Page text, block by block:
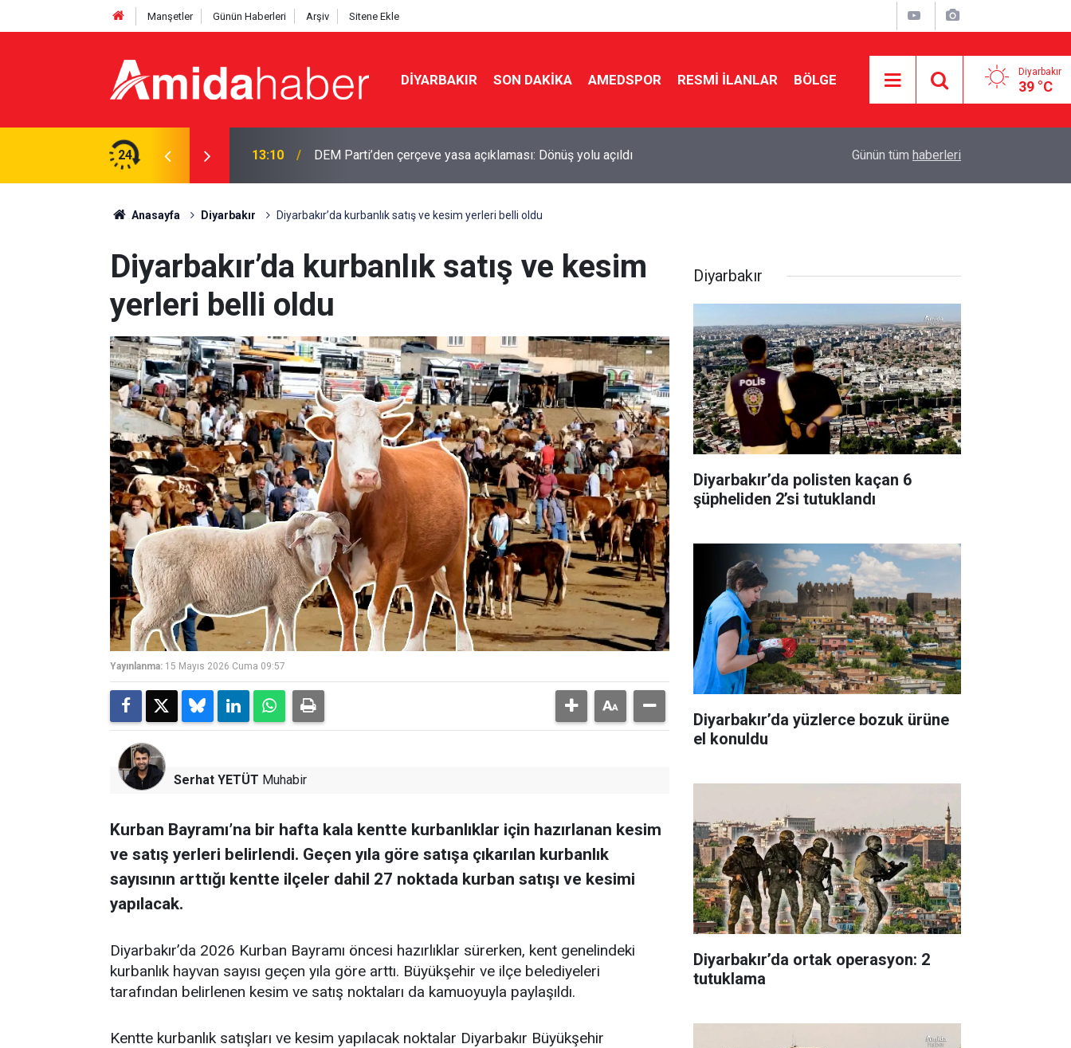
Manşetler Günün Haberleri Arşiv Sitene Ekle
DIYARBAKIR SON DAKIKA AMEDSPOR RESMI İLANLAR BÖLGE Diyarbakır
39 °C
24
Dönüş yolu açıldı 12:33 Özgür Özel: Yasa teklifi beklentileri karşılamıyor Şanlıurfa’da 16 yaşındaki kız çocuğu yaşamını
Günün tüm haberleri
Anasayfa Diyarbakır Diyarbakır’da kurbanlık satış ve kesim yerleri belli oldu
Diyarbakır’da kurbanlık satış ve kesim
yerleri belli oldu
Yayınlanma: 15 Mayıs 2026 Cuma 09:57
Serhat YETÜT Muhabir
Kurban Bayramı’na bir hafta kala kentte kurbanlıklar için hazırlanan kesim
ve satış yerleri belirlendi. Geçen yıla göre satışa çıkarılan kurbanlık
sayısının arttığı kentte ilçeler dahil 27 noktada kurban satışı ve kesimi
yapılacak.
Diyarbakır’da 2026 Kurban Bayramı öncesi hazırlıklar sürerken, kent genelindeki
kurbanlık hayvan sayısı geçen yıla göre arttı. Büyükşehir ve ilçe belediyeleri
tarafından belirlenen kesim ve satış noktaları da kamuoyuyla paylaşıldı.
Kentte kurbanlık satışları ve kesim yapılacak noktalar Diyarbakır Büyükşehir
Diyarbakır
Diyarbakır’da polisten kaçan 6
şüpheliden 2’si tutuklandı
Diyarbakır’da yüzlerce bozuk ürüne
el konuldu
Diyarbakır’da ortak operasyon: 2
tutuklama